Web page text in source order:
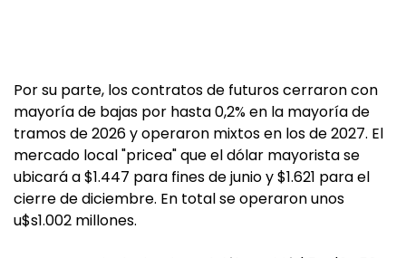
Por su parte, los contratos de futuros cerraron con
mayoría de bajas por hasta 0,2% en la mayoría de
tramos de 2026 y operaron mixtos en los de 2027. El
mercado local "pricea" que el dólar mayorista se
ubicará a $1.447 para fines de junio y $1.621 para el
cierre de diciembre. En total se operaron unos
u$s1.002 millones.